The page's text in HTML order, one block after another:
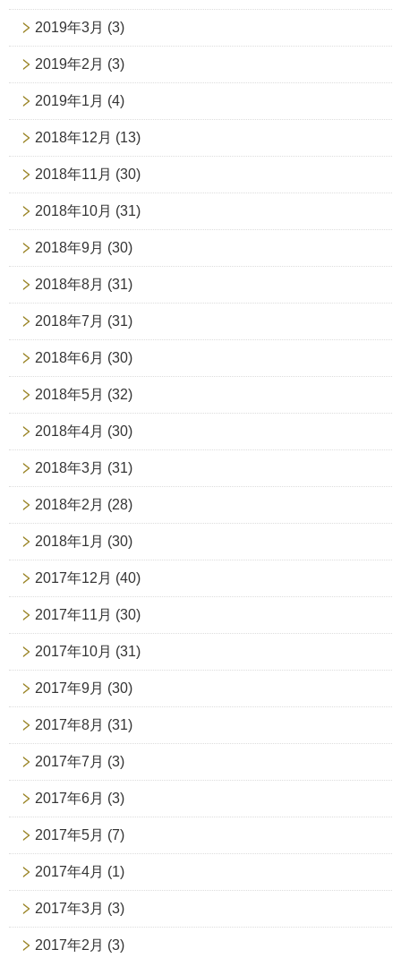
2019年3月 (3)
2019年2月 (3)
2019年1月 (4)
2018年12月 (13)
2018年11月 (30)
2018年10月 (31)
2018年9月 (30)
2018年8月 (31)
2018年7月 (31)
2018年6月 (30)
2018年5月 (32)
2018年4月 (30)
2018年3月 (31)
2018年2月 (28)
2018年1月 (30)
2017年12月 (40)
2017年11月 (30)
2017年10月 (31)
2017年9月 (30)
2017年8月 (31)
2017年7月 (3)
2017年6月 (3)
2017年5月 (7)
2017年4月 (1)
2017年3月 (3)
2017年2月 (3)